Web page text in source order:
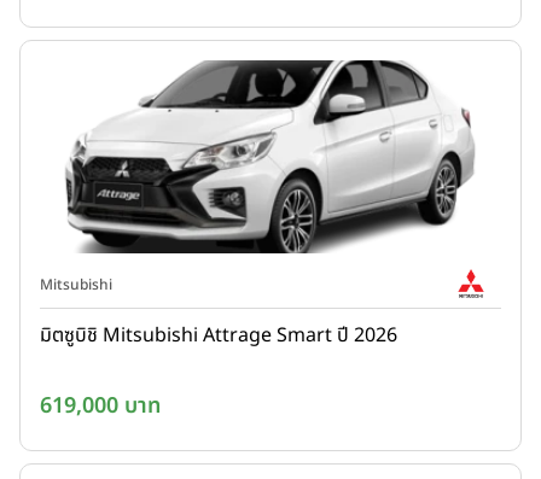
Mitsubishi
มิตซูบิชิ Mitsubishi Attrage Smart ปี 2026
619,000 บาท